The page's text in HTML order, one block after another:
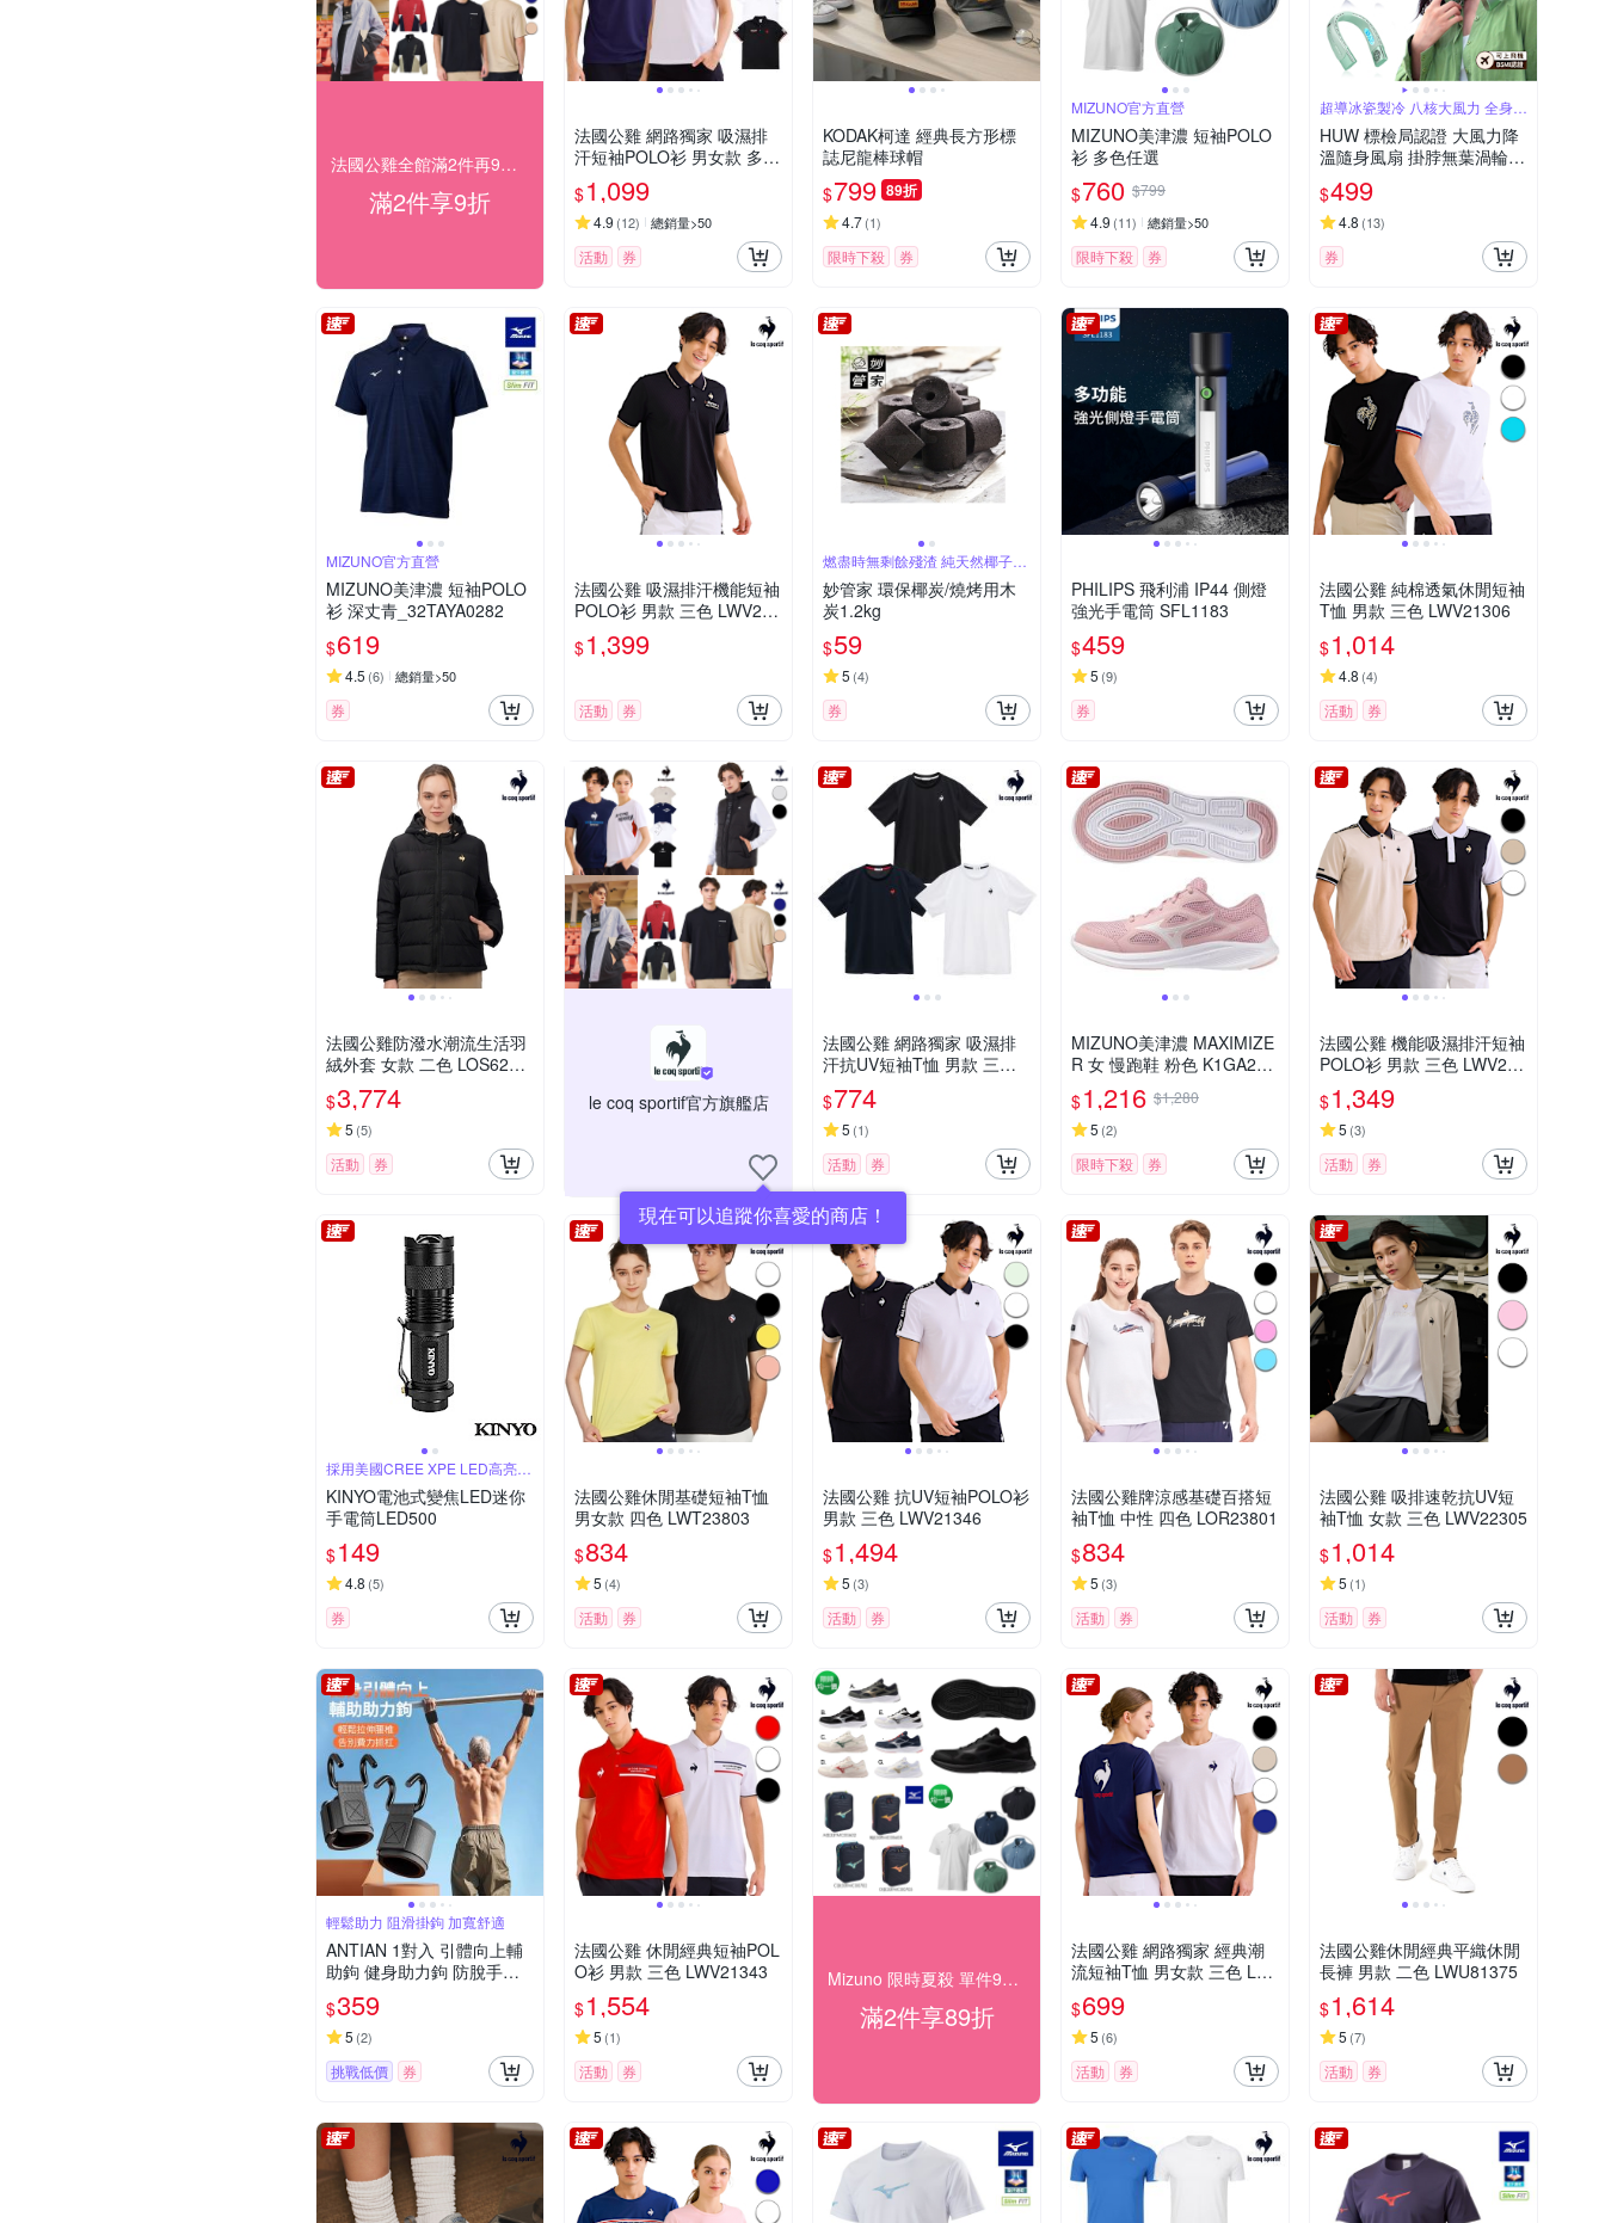
法國公雞全館滿2件再9折 滿額雙重送
滿2件享9折
法國公雞 網路獨家 吸濕排
汗短袖POLO衫 男女款 多款
任選
$1,099
4.9 (12) 總銷量>50
活動 券
KODAK柯達 經典長方形標
誌尼龍棒球帽
$799 89折
4.7(1)
限時下殺 券
MIZUNO官方直營
MIZUNO美津濃 短袖POLO
衫 多色任選
$760 $799
4.9 (11) 總銷量>50
限時下殺 券
超導冰瓷製冷 八核大風力 全身環
繞送風
HUW 標檢局認證 大風力降
溫隨身風扇 掛脖無葉渦輪懶
人風扇 戶外露營靜音便攜迷
你風扇（可上飛機）
$499
4.8 (13)
券
MIZUNO官方直營
MIZUNO美津濃 短袖POLO
衫 深丈青_32TAYA0282
$619
4.5 (6) 總銷量>50
券
法國公雞 吸濕排汗機能短袖
POLO衫 男款 三色 LWV213
49
$1,399
活動 券
燃盡時無剩餘殘渣 純天然椰子殼
碳化完成
妙管家 環保椰炭/燒烤用木
炭1.2kg
$59
5 (4)
券
PHILIPS 飛利浦 IP44 側燈
強光手電筒 SFL1183
$459
5 (9)
券
法國公雞 純棉透氣休閒短袖
T恤 男款 三色 LWV21306
$1,014
4.8 (4)
活動 券
法國公雞防潑水潮流生活羽
絨外套 女款 二色 LOS6289
$3,774
5 (5)
活動 券
le coq sportif官方旗艦店
現在可以追蹤你喜愛的商店！
法國公雞 網路獨家 吸濕排
汗抗UV短袖T恤 男款 三色 L
JX21508
$774
5 (1)
活動 券
MIZUNO美津濃 MAXIMIZE
R 女 慢跑鞋 粉色 K1GA250
123
$1,216 $1,280
5 (2)
限時下殺 券
法國公雞 機能吸濕排汗短袖
POLO衫 男款 三色 LWV213
48
$1,349
5 (3)
活動 券
採用美國CREE XPE LED高亮度
燈
KINYO電池式變焦LED迷你
手電筒LED500
$149
4.8 (5)
券
法國公雞休閒基礎短袖T恤
男女款 四色 LWT23803
$834
5 (4)
活動 券
法國公雞 抗UV短袖POLO衫
男款 三色 LWV21346
$1,494
5 (3)
活動 券
法國公雞牌涼感基礎百搭短
袖T恤 中性 四色 LOR23801
$834
5 (3)
活動 券
法國公雞 吸排速乾抗UV短
袖T恤 女款 三色 LWV22305
$1,014
5 (1)
活動 券
輕鬆助力 阻滑掛鉤 加寬舒適
ANTIAN 1對入 引體向上輔
助鉤 健身助力鉤 防脫手吊
單槓助力鉤 單槓護腕勾 硬
舉輔助器
$359
5 (2)
挑戰低價 券
法國公雞 休閒經典短袖POL
O衫 男款 三色 LWV21343
$1,554
5 (1)
活動 券
Mizuno 限時夏殺 單件95折/任2件89折
滿2件享89折
法國公雞 網路獨家 經典潮
流短袖T恤 男女款 三色 LW
V23902
$699
5 (6)
活動 券
法國公雞休閒經典平織休閒
長褲 男款 二色 LWU81375
$1,614
5 (7)
活動 券